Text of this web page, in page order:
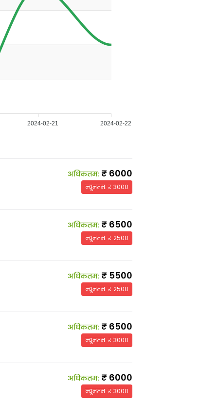
2024-02-21 2024-02-22
अधिकतम: ₹ 6000
न्यूनतम: ₹3000
अधिकतम: ₹ 6500
न्यूनतम: ₹2500
अधिकतम: ₹ 5500
न्यूनतम: ₹2500
अधिकतम: ₹ 6500
न्यूनतम: ₹3000
अधिकतम: ₹ 6000
न्यूनतम: ₹3000